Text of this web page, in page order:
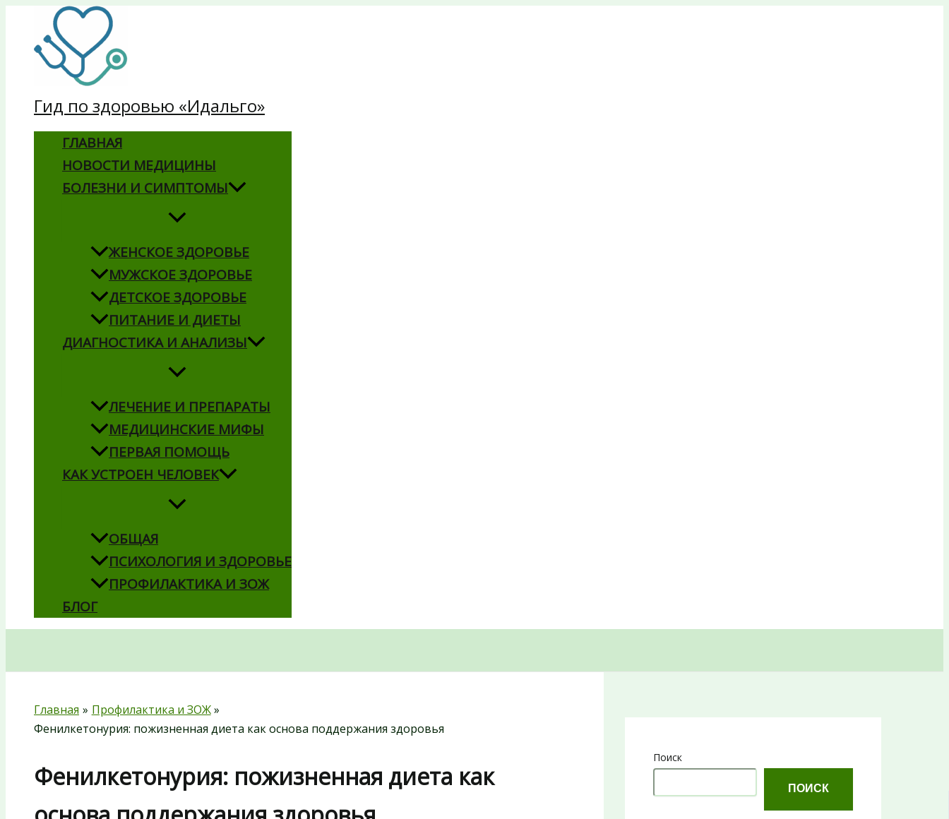
содержимому
Гид по здоровью «Идальго»
ГЛАВНАЯ
НОВОСТИ МЕДИЦИНЫ
БОЛЕЗНИ И СИМПТОМЫ
ЖЕНСКОЕ ЗДОРОВЬЕ
МУЖСКОЕ ЗДОРОВЬЕ
ДЕТСКОЕ ЗДОРОВЬЕ
ПИТАНИЕ И ДИЕТЫ
ДИАГНОСТИКА И АНАЛИЗЫ
ЛЕЧЕНИЕ И ПРЕПАРАТЫ
МЕДИЦИНСКИЕ МИФЫ
ПЕРВАЯ ПОМОЩЬ
КАК УСТРОЕН ЧЕЛОВЕК
ОБЩАЯ
ПСИХОЛОГИЯ И ЗДОРОВЬЕ
ПРОФИЛАКТИКА И ЗОЖ
БЛОГ
Главная
Профилактика и ЗОЖ
Фенилкетонурия: пожизненная диета как основа поддержания здоровья
Фенилкетонурия: пожизненная диета как
Поиск
ПОИСК